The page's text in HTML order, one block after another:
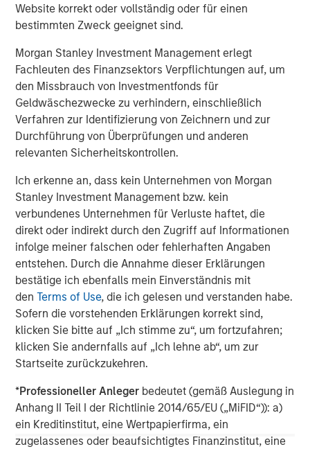
Website korrekt oder vollständig oder für einen
bestimmten Zweck geeignet sind.
Morgan Stanley Investment Management erlegt
Fachleuten des Finanzsektors Verpflichtungen auf, um
den Missbrauch von Investmentfonds für
Geldwäschezwecke zu verhindern, einschließlich
Verfahren zur Identifizierung von Zeichnern und zur
Durchführung von Überprüfungen und anderen
relevanten Sicherheitskontrollen.
Ich erkenne an, dass kein Unternehmen von Morgan
Stanley Investment Management bzw. kein
verbundenes Unternehmen für Verluste haftet, die
direkt oder indirekt durch den Zugriff auf Informationen
infolge meiner falschen oder fehlerhaften Angaben
entstehen. Durch die Annahme dieser Erklärungen
bestätige ich ebenfalls mein Einverständnis mit
denTerms of Use, die ich gelesen und verstanden habe.
Sofern die vorstehenden Erklärungen korrekt sind,
klicken Sie bitte auf „Ich stimme zu“, um fortzufahren;
klicken Sie andernfalls auf „Ich lehne ab“, um zur
Startseite zurückzukehren.
*Professioneller Anleger bedeutet (gemäß Auslegung in
Anhang II Teil I der Richtlinie 2014/65/EU („MiFID“)): a)
ein Kreditinstitut, eine Wertpapierfirma, ein
zugelassenes oder beaufsichtigtes Finanzinstitut, eine
About Morgan Stanley Capital Partners
Investment Management, is a leading middle-market
private equity platform that has invested capital in a
broad spectrum of industries for over three decades.
Morgan Stanley Capital Partners focuses on privately
negotiated equity and equity-related investments
primarily in North America and seeks to create value in
portfolio companies primarily in a series of subsectors in
the business services, consumer, healthcare, education
and industrials markets with an emphasis on driving
significant organic and acquisition growth through an
operationally focused approach. For further information
about Morgan Stanley Capital Partners, please
visit www.morganstanley.com/im/capitalpartners
Morgan Stanley Capital Partners
Morgan Stanley Capital Partners manages a middle-
market private equity platform with a strong focus on
value creation. The team has invested capital in a broad
spectrum of industries for over two decades.
MSIM Spokesperson